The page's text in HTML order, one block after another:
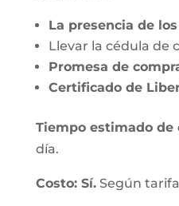
La presencia de
Llevar la cédula de
Promesa de
Certificado de
Tiempo estimado de
día.
Costo: Sí.Según